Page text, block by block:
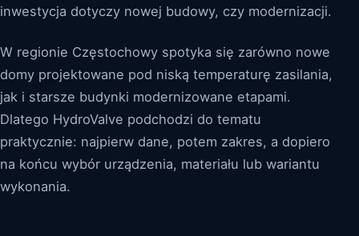
inwestycja dotyczy nowej budowy, czy modernizacji.
W regionie Częstochowy spotyka się zarówno nowe
domy projektowane pod niską temperaturę zasilania,
jak i starsze budynki modernizowane etapami.
Dlatego HydroValve podchodzi do tematu
praktycznie: najpierw dane, potem zakres, a dopiero
na końcu wybór urządzenia, materiału lub wariantu
wykonania.